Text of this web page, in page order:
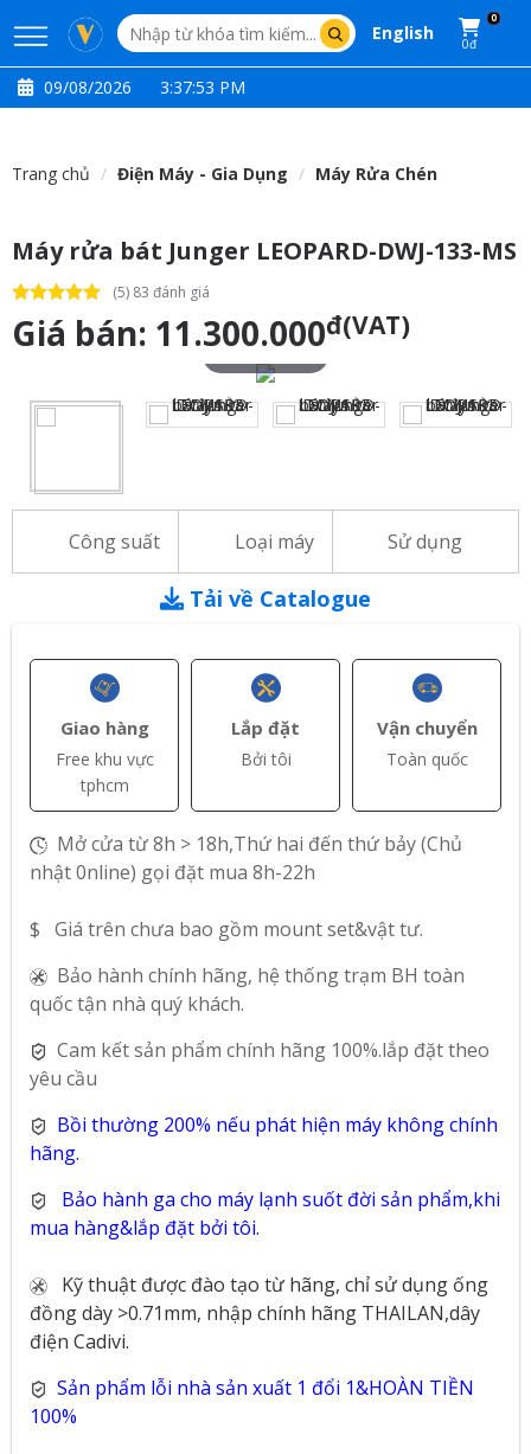
English
0
0đ
09/08/2026 3:37:54 PM
Trang chủ Điện Máy - Gia Dụng Máy Rửa Chén
Máy rửa bát Junger LEOPARD-DWJ-133-MS
(5) 83 đánh giá
Giá bán: 11.300.000đ(VAT)
Công suất Loại máy Sử dụng
Tải về Catalogue
Giao hàng
Free khu vực
tphcm
Lắp đặt
Bởi tôi
Vận chuyển
Toàn quốc
Mở cửa từ 8h > 18h,Thứ hai đến thứ bảy (Chủ
nhật 0nline) gọi đặt mua 8h-22h
$ Giá trên chưa bao gồm mount set&vật tư.
Bảo hành chính hãng, hệ thống trạm BH toàn
quốc tận nhà quý khách.
Cam kết sản phẩm chính hãng 100%.lắp đặt theo
yêu cầu
Bồi thường 200% nếu phát hiện máy không chính
hãng.
Bảo hành ga cho máy lạnh suốt đời sản phẩm,khi
mua hàng&lắp đặt bởi tôi.
Kỹ thuật được đào tạo từ hãng, chỉ sử dụng ống
đồng dày >0.71mm, nhập chính hãng THAILAN,dây
điện Cadivi.
Sản phẩm lỗi nhà sản xuất 1 đổi 1&HOÀN TIỀN
100%